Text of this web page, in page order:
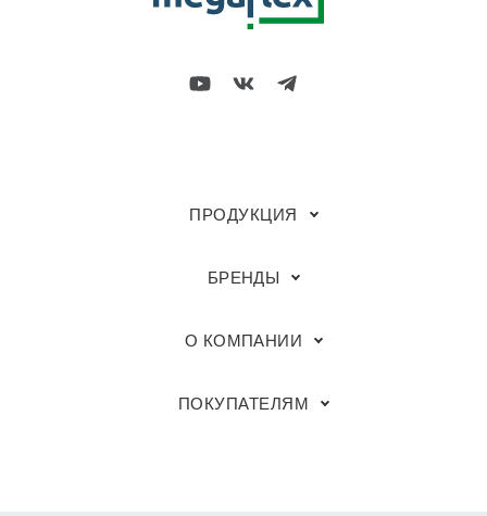
ПРОДУКЦИЯ
БРЕНДЫ
О КОМПАНИИ
ПОКУПАТЕЛЯМ